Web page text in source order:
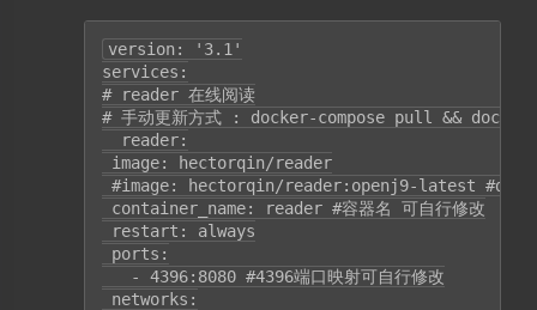
version: '3.1'
services:
# reader 在线阅读
# 手动更新方式 : docker-compose pull &&
  reader:
image: hectorqin/reader
#image: hectorqin/reader:openj9-latest #docker镜
container_name: reader #容器名 可自行修改
restart: always
ports:
   - 4396:8080 #4396端口映射可自行修改
networks: